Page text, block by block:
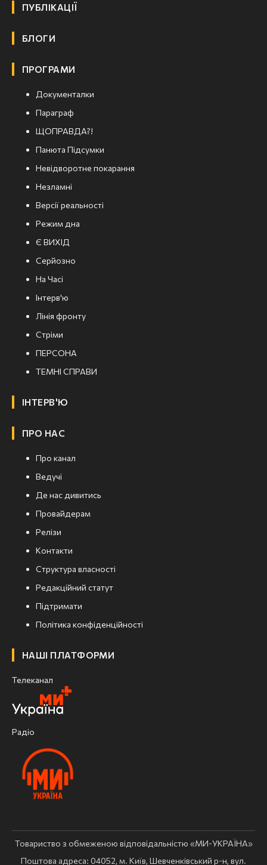
ПУБЛІКАЦІЇ
БЛОГИ
ПРОГРАМИ
Документалки
Параграф
ЩОПРАВДА?!
Панюта Підсумки
Невідворотне покарання
Незламні
Версії реальності
Режим дна
Є ВИХІД
Серйозно
На Часі
Інтерв'ю
Лінія фронту
Стріми
ПЕРСОНА
ТЕМНІ СПРАВИ
ІНТЕРВ'Ю
ПРО НАС
Про канал
Ведучі
Де нас дивитись
Провайдерам
Релізи
Контакти
Структура власності
Редакційний статут
Підтримати
Політика конфіденційності
НАШІ ПЛАТФОРМИ
Телеканал
Радіо
Товариство з обмеженою відповідальністю «МИ-УКРАЇНА»
Поштова адреса: 04052, м. Київ, Шевченківський р-н, вул.